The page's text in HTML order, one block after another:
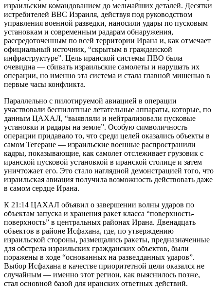
израильским командованием до мельчайших деталей. Десятки
истребителей ВВС Израиля, действуя под руководством
управления военной разведки, наносили удары по пусковым
установкам и современным радарам обнаружения,
рассредоточенным по всей территории Ирана и, как отмечает
официальный источник, “скрытым в гражданской
инфраструктуре”. Цель иранской системы ПВО была
очевидна — сбивать израильские самолеты и нарушать их
операции, но именно эта система и стала главной мишенью в
первые часы конфликта.
Параллельно с пилотируемой авиацией в операции
участвовали беспилотные летательные аппараты, которые, по
данным ЦАХАЛ, “выявляли и нейтрализовали пусковые
установки и радары на земле”. Особую символичность
операции придавало то, что среди целей оказались объекты в
самом Тегеране — израильские военные распространили
кадры, показывающие, как самолет отслеживает грузовик с
иранской пусковой установкой в иранской столице и затем
уничтожает его. Это стало наглядной демонстрацией того, что
израильская авиация получила возможность действовать даже
в самом сердце Ирана.
К 21:14 ЦАХАЛ объявил о завершении волны ударов по
объектам запуска и хранения ракет класса “поверхность-
поверхность” в центральных районах Ирана. Двенадцать
объектов в районе Исфахана, где, по утверждению
израильской стороны, размещались ракеты, предназначенные
для обстрела израильских гражданских объектов, были
поражены в ходе “основанных на разведданных ударов”.
Выбор Исфахана в качестве приоритетной цели оказался не
случайным — именно этот регион, как выяснилось позже,
стал основной базой для иранских ответных действий.